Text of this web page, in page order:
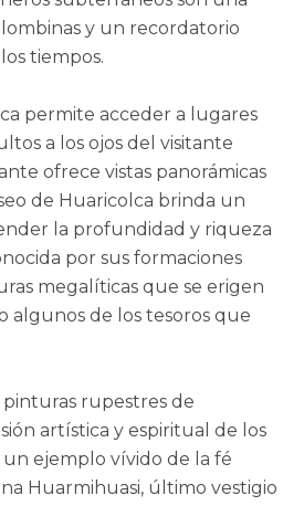
y un recordatorio
tiempos.
permite acceder a lugares
a los ojos del visitante
ofrece vistas panorámicas
de Huaricolca brinda un
la profundidad y riqueza
por sus formaciones
megalíticas que se erigen
algunos de los tesoros que
pinturas rupestres de
artística y espiritual de los
ejemplo vívido de la fé
Huarmihuasi, último vestigio